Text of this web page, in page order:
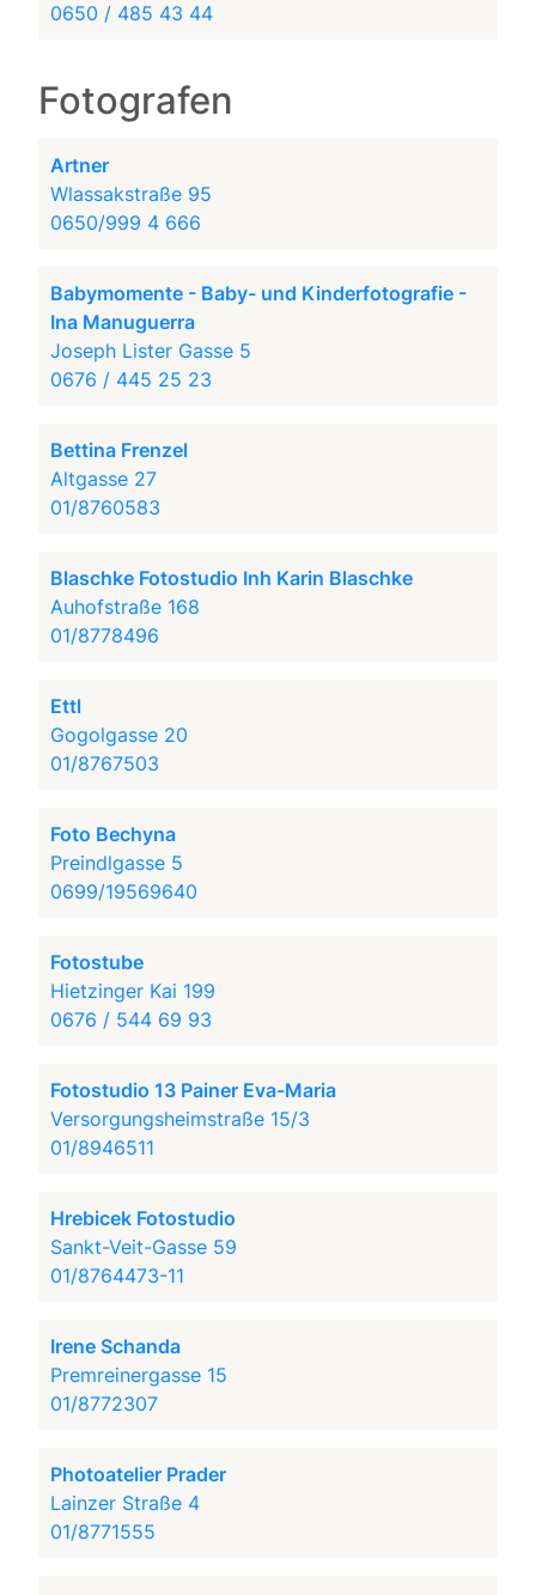
0650 / 485 43 44
Fotografen
Artner
Wlassakstraße 95
0650/999 4 666
Babymomente - Baby- und Kinderfotografie -
Ina Manuguerra
Joseph Lister Gasse 5
0676 / 445 25 23
Bettina Frenzel
Altgasse 27
01/8760583
Blaschke Fotostudio Inh Karin Blaschke
Auhofstraße 168
01/8778496
Ettl
Gogolgasse 20
01/8767503
Foto Bechyna
Preindlgasse 5
0699/19569640
Fotostube
Hietzinger Kai 199
0676 / 544 69 93
Fotostudio 13 Painer Eva-Maria
Versorgungsheimstraße 15/3
01/8946511
Hrebicek Fotostudio
Sankt-Veit-Gasse 59
01/8764473-11
Irene Schanda
Premreinergasse 15
01/8772307
Photoatelier Prader
Lainzer Straße 4
01/8771555